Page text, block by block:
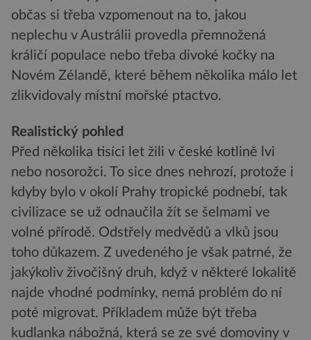
občas si třeba vzpomenout na to, jakou
neplechu v Austrálii provedla přemnožená
králičí populace nebo třeba divoké kočky na
Novém Zélandě, které během několika málo let
zlikvidovaly místní mořské ptactvo.
Realistický pohled
Před několika tisíci let žili v české kotlině lvi
nebo nosorožci. To sice dnes nehrozí, protože i
kdyby bylo v okolí Prahy tropické podnebí, tak
civilizace se už odnaučila žít se šelmami ve
volné přírodě. Odstřely medvědů a vlků jsou
toho důkazem. Z uvedeného je však patrné, že
jakýkoliv živočišný druh, když v některé lokalitě
najde vhodné podmínky, nemá problém do ní
poté migrovat. Příkladem může být třeba
kudlanka nábožná, která se ze své domoviny v